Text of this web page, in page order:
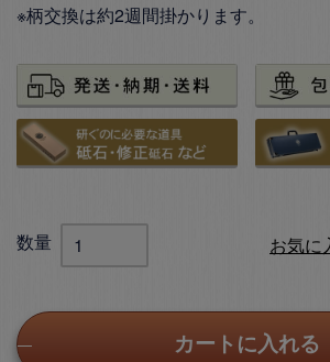
※柄交換は約2週間掛かります。
お気に
カートに入れる